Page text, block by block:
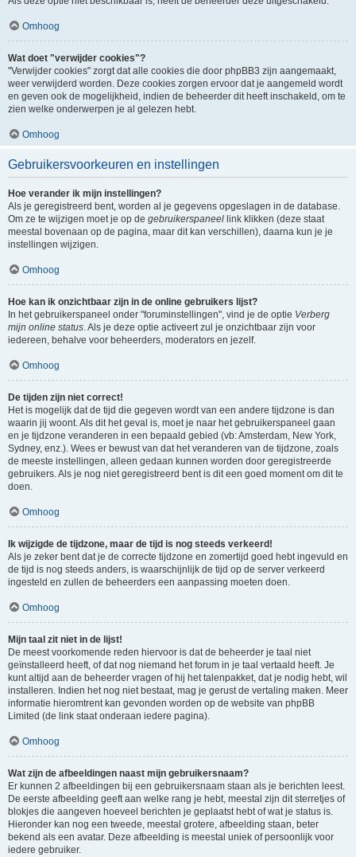
Omhoog
Wat doet "verwijder cookies"?
"Verwijder cookies" zorgt dat alle cookies die door phpBB3 zijn aangemaakt,
weer verwijderd worden. Deze cookies zorgen ervoor dat je aangemeld wordt
en geven ook de mogelijkheid, indien de beheerder dit heeft inschakeld, om te
zien welke onderwerpen je al gelezen hebt.
Omhoog
Gebruikersvoorkeuren en instellingen
Hoe verander ik mijn instellingen?
Als je geregistreerd bent, worden al je gegevens opgeslagen in de database.
Om ze te wijzigen moet je op de gebruikerspaneel link klikken (deze staat
meestal bovenaan op de pagina, maar dit kan verschillen), daarna kun je je
instellingen wijzigen.
Omhoog
Hoe kan ik onzichtbaar zijn in de online gebruikers lijst?
In het gebruikerspaneel onder "foruminstellingen", vind je de optie Verberg
mijn online status. Als je deze optie activeert zul je onzichtbaar zijn voor
iedereen, behalve voor beheerders, moderators en jezelf.
Omhoog
De tijden zijn niet correct!
Het is mogelijk dat de tijd die gegeven wordt van een andere tijdzone is dan
waarin jij woont. Als dit het geval is, moet je naar het gebruikerspaneel gaan
en je tijdzone veranderen in een bepaald gebied (vb: Amsterdam, New York,
Sydney, enz.). Wees er bewust van dat het veranderen van de tijdzone, zoals
de meeste instellingen, alleen gedaan kunnen worden door geregistreerde
gebruikers. Als je nog niet geregistreerd bent is dit een goed moment om dit te
doen.
Omhoog
Ik wijzigde de tijdzone, maar de tijd is nog steeds verkeerd!
Als je zeker bent dat je de correcte tijdzone en zomertijd goed hebt ingevuld en
de tijd is nog steeds anders, is waarschijnlijk de tijd op de server verkeerd
ingesteld en zullen de beheerders een aanpassing moeten doen.
Omhoog
Mijn taal zit niet in de lijst!
De meest voorkomende reden hiervoor is dat de beheerder je taal niet
geïnstalleerd heeft, of dat nog niemand het forum in je taal vertaald heeft. Je
kunt altijd aan de beheerder vragen of hij het talenpakket, dat je nodig hebt, wil
installeren. Indien het nog niet bestaat, mag je gerust de vertaling maken. Meer
informatie hieromtrent kan gevonden worden op de website van phpBB
Limited (de link staat onderaan iedere pagina).
Omhoog
Wat zijn de afbeeldingen naast mijn gebruikersnaam?
Er kunnen 2 afbeeldingen bij een gebruikersnaam staan als je berichten leest.
De eerste afbeelding geeft aan welke rang je hebt, meestal zijn dit sterretjes of
blokjes die aangeven hoeveel berichten je geplaatst hebt of wat je status is.
Hieronder kan nog een tweede, meestal grotere, afbeelding staan, beter
bekend als een avatar. Deze afbeelding is meestal uniek of persoonlijk voor
iedere gebruiker.